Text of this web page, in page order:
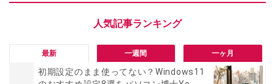
最新 一週間 一ヶ月
初期設定のまま使ってない？Windows11